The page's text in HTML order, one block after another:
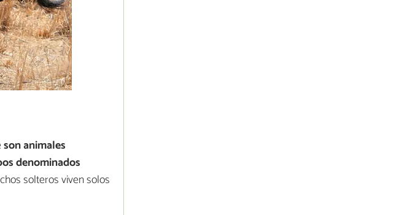
son animales
denominados
solteros viven solos